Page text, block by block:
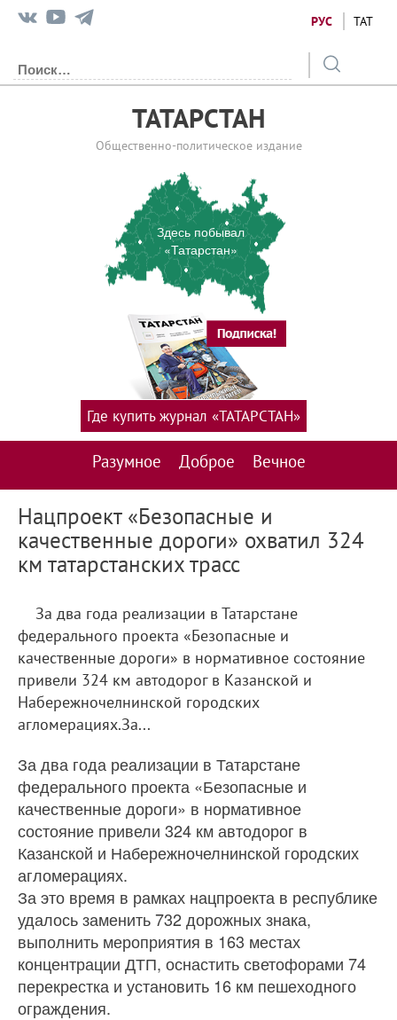
РУС ТАТ
ТАТАРСТАН
Общественно-политическое издание
Здесь побывал
«Татарстан»
Разумное Доброе Вечное
Где купить журнал «ТАТАРСТАН»
Нацпроект «Безопасные и
качественные дороги» охватил 324
км татарстанских трасс
За два года реализации в Татарстане
федерального проекта «Безопасные и
качественные дороги» в нормативное состояние
привели 324 км автодорог в Казанской и
Набережночелнинской городских
агломерациях.За...
За два года реализации в Татарстане
федерального проекта «Безопасные и
качественные дороги» в нормативное
состояние привели 324 км автодорог в
Казанской и Набережночелнинской городских
агломерациях.
За это время в рамках нацпроекта в республике
удалось заменить 732 дорожных знака,
выполнить мероприятия в 163 местах
концентрации ДТП, оснастить светофорами 74
перекрестка и установить 16 км пешеходного
ограждения.